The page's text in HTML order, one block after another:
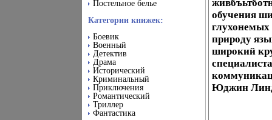
Постельное белье
Категории книжек:
Боевик
Военный
Детектив
Драма
Исторический
Криминальный
Приключения
Романтический
Триллер
Фантастика
обучения
глухонемых
природу
широкий
Юджин